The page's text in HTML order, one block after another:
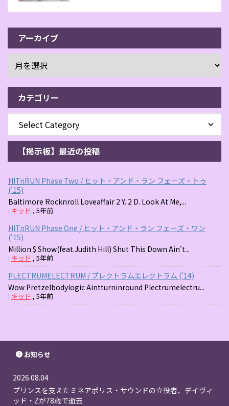
アーカイブ
カテゴリー
【掲示板】最近の投稿
HITnRUN Phase Two / ヒット・アンド・ラン フェーズ・トゥ
('15)
Baltimore Rocknroll Loveaffair 2 Y. 2 D. Look At Me,...
: キッド , 5年前
HITnRUN Phase One / ヒット・アンド・ラン フェーズ・ワン
('15)
Million $ Show(feat.Judith Hill) Shut This Down Ain't...
: キッド , 5年前
PLECTRUMELECTRUM / プレクトラムエレクトラム ('14)
Wow Pretzelbodylogic Aintturninround Plectrumelectru...
: キッド , 5年前
お知らせ
2026.08.04
プリンスを支えたミネアポリス・サウンドの立役者、デイヴィ
ッド・Zが78歳で逝去